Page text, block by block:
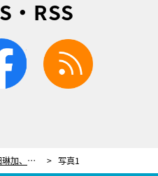
・RSS
facebook
久間田琳加、ロングヘアを25cmバッサリ！菊池風磨も駆けつけた断髪式を初公開＜私たちが恋する理由＞ 写真1